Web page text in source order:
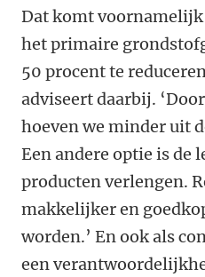
Dat komt
het primaire
50 procent te
adviseert daarbij.
hoeven we minder uit
Een andere optie is de
producten verlengen.
makkelijker en
worden.’ En ook als
een